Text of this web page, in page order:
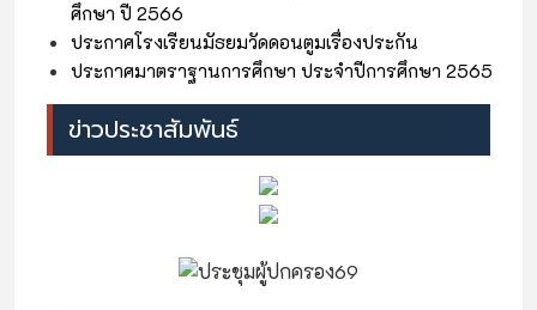
ศึกษา ปี 2566
ประกาศโรงเรียนมัธยมวัดดอนตูมเรื่องประกัน
ประกาศมาตราฐานการศึกษา ประจำปีการศึกษา 2565
ข่าวประชาสัมพันธ์